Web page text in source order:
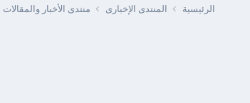
الرئيسية المنتدى الإخبارى منتدى الأخبار